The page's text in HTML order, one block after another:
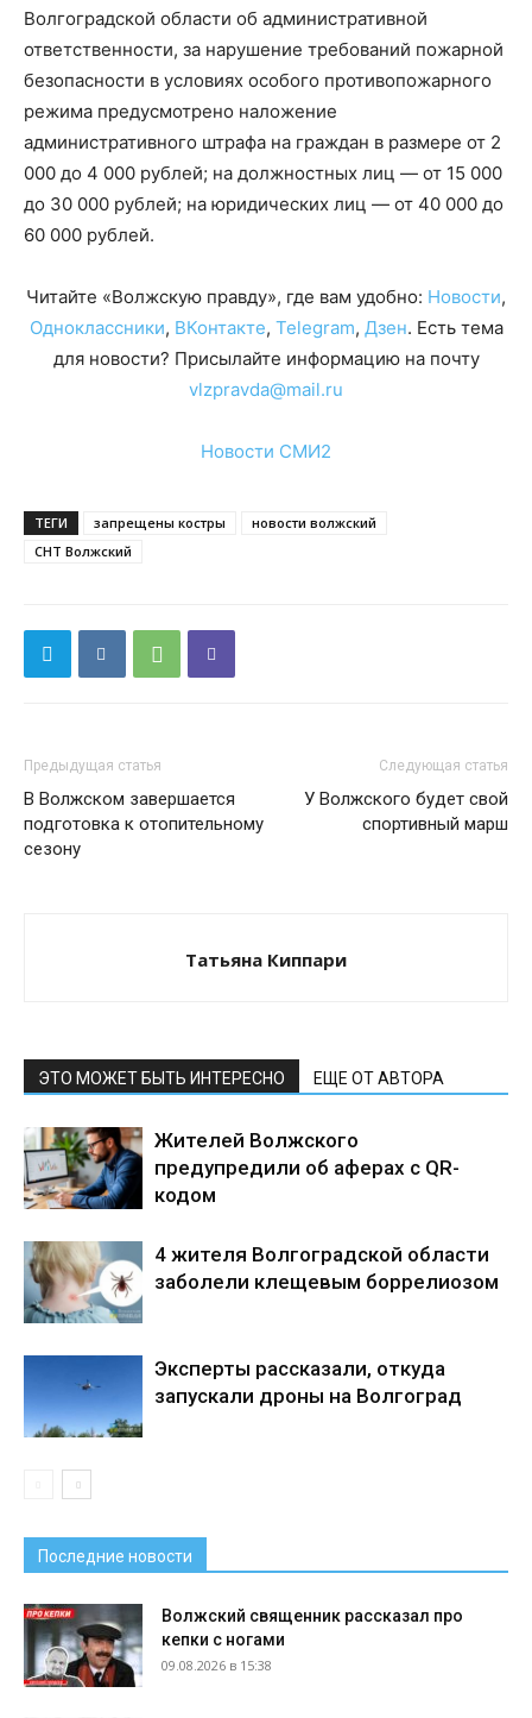
Волгоградской области об административной
ответственности, за нарушение требований пожарной
безопасности в условиях особого противопожарного
режима предусмотрено наложение
административного штрафа на граждан в размере от 2
000 до 4 000 рублей; на должностных лиц — от 15 000
до 30 000 рублей; на юридических лиц — от 40 000 до
60 000 рублей.
Читайте «Волжскую правду», где вам удобно: Новости,
Одноклассники, ВКонтакте, Telegram, Дзен. Есть тема
для новости? Присылайте информацию на почту
vlzpravda@mail.ru
Новости СМИ2
ТЕГИ запрещены костры
новости волжский
СНТ Волжский
Предыдущая статья
В Волжском завершается
подготовка к отопительному
сезону
Следующая статья
У Волжского будет свой
спортивный марш
Татьяна Киппари
ЭТО МОЖЕТ БЫТЬ ИНТЕРЕСНО ЕЩЕ ОТ АВТОРА
Жителей Волжского
предупредили об аферах с QR-
кодом
4 жителя Волгоградской области
заболели клещевым боррелиозом
Эксперты рассказали, откуда
запускали дроны на Волгоград
Последние новости
Волжский священник рассказал про
кепки с ногами
09.08.2026 в 15:38